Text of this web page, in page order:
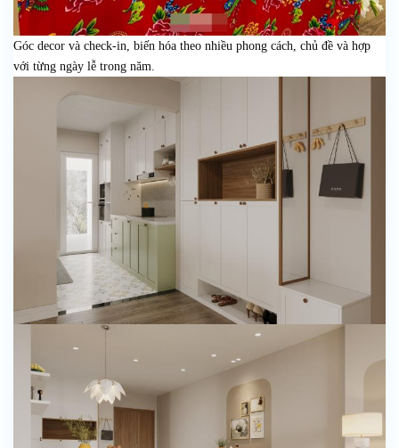
Góc decor và check-in, biến hóa theo nhiều phong cách, chủ đề và hợp
với từng ngày lễ trong năm.